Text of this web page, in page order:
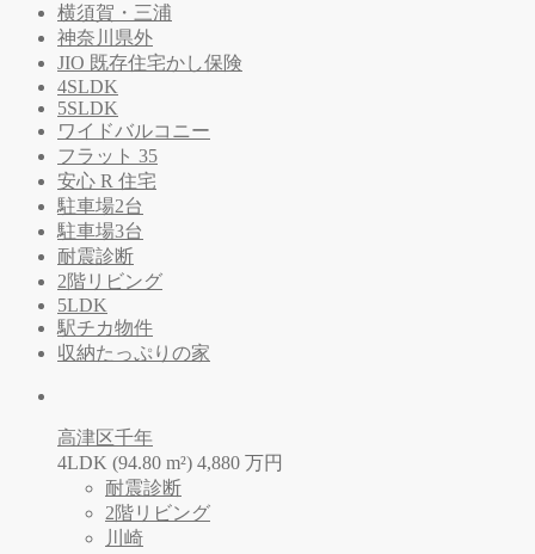
横須賀・三浦
神奈川県外
JIO 既存住宅かし保険
4SLDK
5SLDK
ワイドバルコニー
フラット 35
安心 R 住宅
駐車場2台
駐車場3台
耐震診断
2階リビング
5LDK
駅チカ物件
収納たっぷりの家
高津区千年
4LDK (94.80 m²) 4,880 万円
耐震診断
2階リビング
川崎